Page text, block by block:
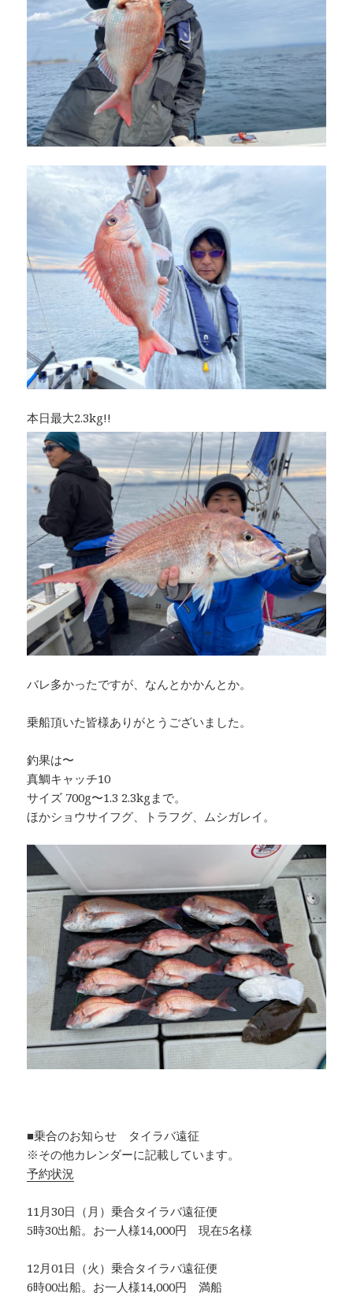
本日最大2.3kg!!
バレ多かったですが、なんとかかんとか。
乗船頂いた皆様ありがとうございました。
釣果は〜
真鯛キャッチ10
サイズ 700g〜1.3 2.3kgまで。
ほかショウサイフグ、トラフグ、ムシガレイ。
■乗合のお知らせ タイラバ遠征
※その他カレンダーに記載しています。
予約状況
11月30日（月）乗合タイラバ遠征便
5時30出船。お一人様14,000円 現在5名様
12月01日（火）乗合タイラバ遠征便
6時00出船。お一人様14,000円 満船